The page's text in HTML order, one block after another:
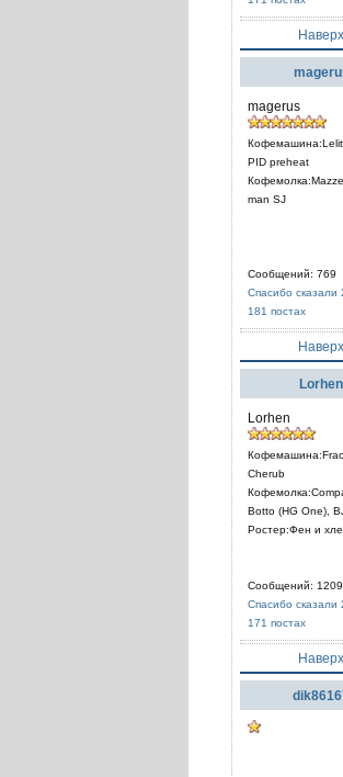
Наверх
magerus
PID preheat
man SJ
Сообщений: 769
Спасибо сказали
181 постах
Наверх
Lorhen
Lorhen
Cherub
Botto (HG One),
Ростер:Фен и
Сообщений: 1209
Спасибо сказали
171 постах
Наверх